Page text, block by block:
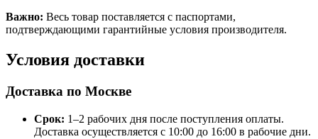
Важно: Весь товар поставляется с паспортами,
подтверждающими гарантийные условия производителя.
Условия доставки
Доставка по Москве
Срок: 1–2 рабочих дня после поступления оплаты.
Доставка осуществляется с 10:00 до 16:00 в рабочие дни.